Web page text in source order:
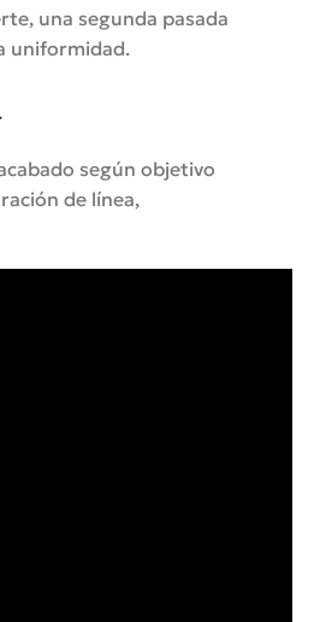
una segunda pasada
uniformidad.
según objetivo
de línea,